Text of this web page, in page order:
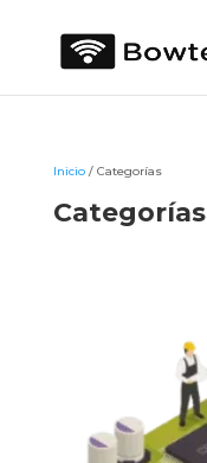
Inicio/ Categorías
Categorías